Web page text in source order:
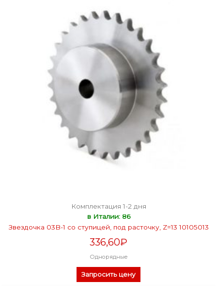
Комплектация 1-2 дня
в Италии: 86
Звездочка 03B-1 со ступицей, под расточку, Z=13 10105013
336,60₽
Однорядные
Запросить цену